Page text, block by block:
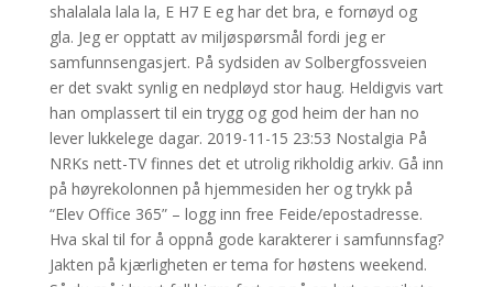
shalalala lala la, E H7 E eg har det bra, e fornøyd og
gla. Jeg er opptatt av miljøspørsmål fordi jeg er
samfunnsengasjert. På sydsiden av Solbergfossveien
er det svakt synlig en nedpløyd stor haug. Heldigvis vart
han omplassert til ein trygg og god heim der han no
lever lukkelege dagar. 2019-11-15 23:53 Nostalgia På
NRKs nett-TV finnes det et utrolig rikholdig arkiv. Gå inn
på høyrekolonnen på hjemmesiden her og trykk på
“Elev Office 365” – logg inn free Feide/epostadresse.
Hva skal til for å oppnå gode karakterer i samfunnsfag?
Jakten på kjærligheten er tema for høstens weekend.